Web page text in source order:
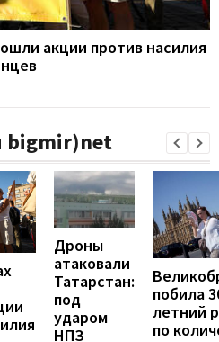
акции против насилия
bigmir)net
Дроны
атаковали
Татарстан:
под
ударом
НПЗ
побила
летний
по